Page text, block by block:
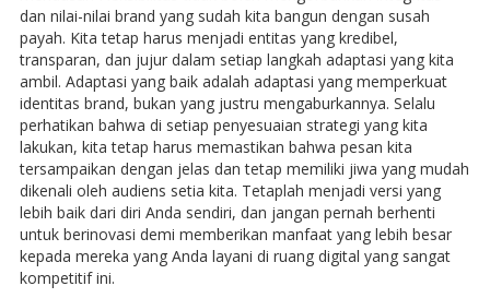
dan nilai-nilai brand yang sudah kita bangun dengan susah
payah. Kita tetap harus menjadi entitas yang kredibel,
transparan, dan jujur dalam setiap langkah adaptasi yang kita
ambil. Adaptasi yang baik adalah adaptasi yang memperkuat
identitas brand, bukan yang justru mengaburkannya. Selalu
perhatikan bahwa di setiap penyesuaian strategi yang kita
lakukan, kita tetap harus memastikan bahwa pesan kita
tersampaikan dengan jelas dan tetap memiliki jiwa yang mudah
dikenali oleh audiens setia kita. Tetaplah menjadi versi yang
lebih baik dari diri Anda sendiri, dan jangan pernah berhenti
untuk berinovasi demi memberikan manfaat yang lebih besar
kepada mereka yang Anda layani di ruang digital yang sangat
kompetitif ini.